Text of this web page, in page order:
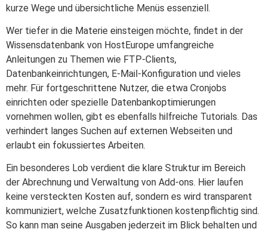
kurze Wege und übersichtliche Menüs essenziell.
Wer tiefer in die Materie einsteigen möchte, findet in der
Wissensdatenbank von HostEurope umfangreiche
Anleitungen zu Themen wie FTP-Clients,
Datenbankeinrichtungen, E-Mail-Konfiguration und vieles
mehr. Für fortgeschrittene Nutzer, die etwa Cronjobs
einrichten oder spezielle Datenbankoptimierungen
vornehmen wollen, gibt es ebenfalls hilfreiche Tutorials. Das
verhindert langes Suchen auf externen Webseiten und
erlaubt ein fokussiertes Arbeiten.
Ein besonderes Lob verdient die klare Struktur im Bereich
der Abrechnung und Verwaltung von Add-ons. Hier laufen
keine versteckten Kosten auf, sondern es wird transparent
kommuniziert, welche Zusatzfunktionen kostenpflichtig sind.
So kann man seine Ausgaben jederzeit im Blick behalten und